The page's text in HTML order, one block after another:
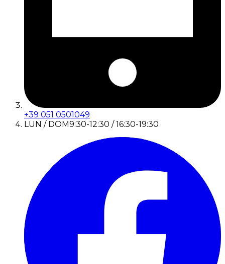
+39 051 0501049
LUN / DOM9:30-12:30 / 16:30-19:30